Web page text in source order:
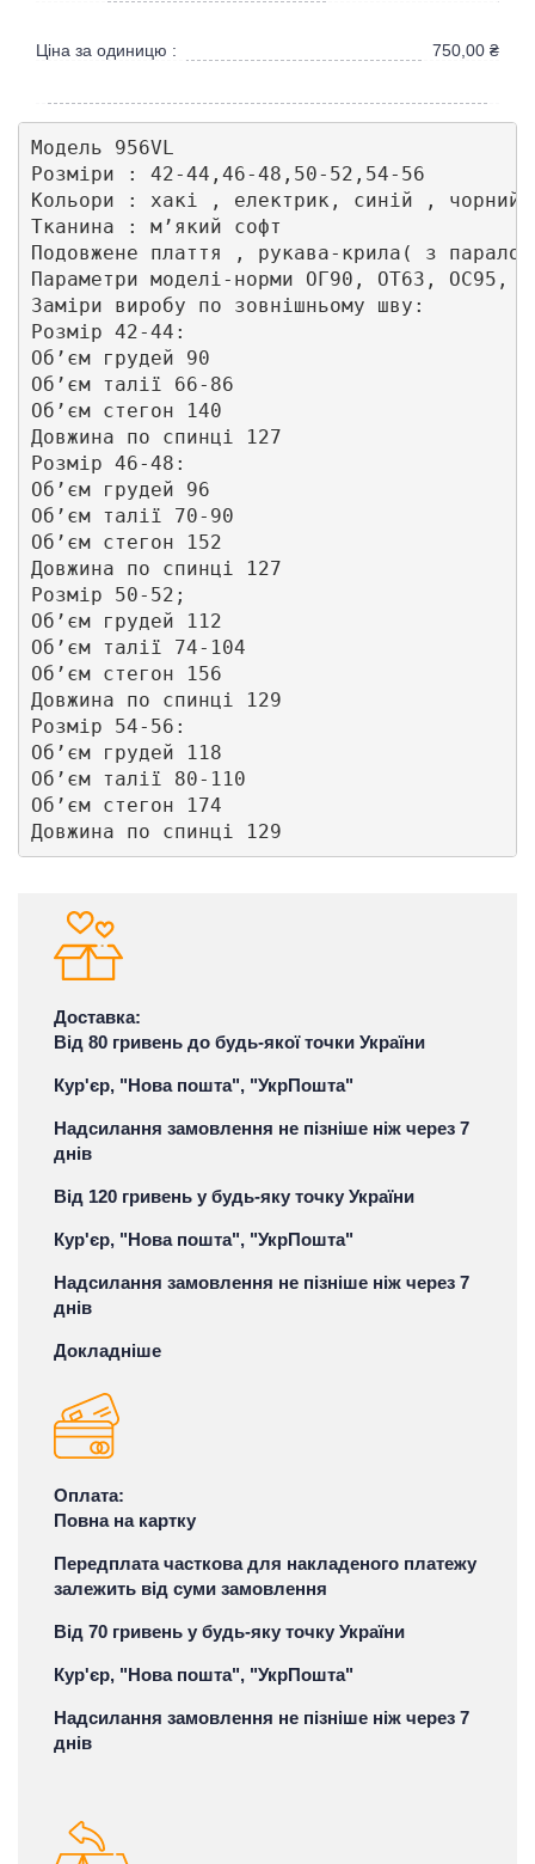
Ціна за одиницю : 750,00 ₴
Модель 956VL
Розміри : 42-44,46-48,50-52,54-56
Кольори : хакі , електрик, синій ,
Тканина : мʼякий софт
Подовжене плаття , рукава-крила( з
Параметри моделі-норми ОГ90, ОТ63, ОС95,
Заміри виробу по зовнішньому шву:
Розмір 42-44:
Обʼєм грудей 90
Обʼєм талії 66-86
Обʼєм стегон 140
Довжина по спинці 127
Розмір 46-48:
Обʼєм грудей 96
Обʼєм талії 70-90
Обʼєм стегон 152
Довжина по спинці 127
Розмір 50-52;
Обʼєм грудей 112
Обʼєм талії 74-104
Обʼєм стегон 156
Довжина по спинці 129
Розмір 54-56:
Обʼєм грудей 118
Обʼєм талії 80-110
Обʼєм стегон 174
Довжина по спинці 129
Доставка:
Від 80 гривень до будь-якої точки України
Кур'єр, "Нова пошта", "УкрПошта"
Надсилання замовлення не пізніше ніж через 7
днів
Від 120 гривень у будь-яку точку України
Кур'єр, "Нова пошта", "УкрПошта"
Надсилання замовлення не пізніше ніж через 7
днів
Докладніше
Оплата:
Повна на картку
Передплата часткова для накладеного платежу
залежить від суми замовлення
Від 70 гривень у будь-яку точку України
Кур'єр, "Нова пошта", "УкрПошта"
Надсилання замовлення не пізніше ніж через 7
днів